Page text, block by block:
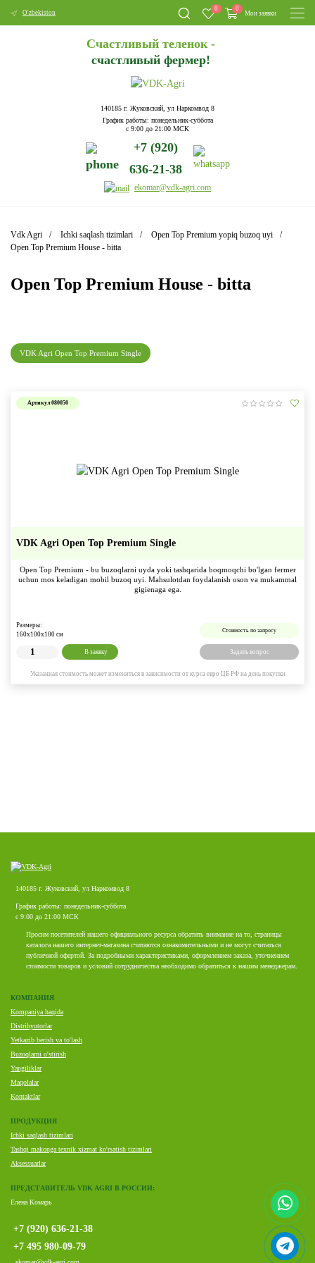
O'zbekiston
Счастливый теленок -
счастливый фермер!
140185 г. Жуковский, ул Наркомвод 8
График работы: понедельник-суббота
с 9:00 до 21:00 МСК
+7 (920)
636-21-38
ekomar@vdk-agri.com
0 0
Мои заявки
Vdk Agri Ichki saqlash tizimlari
Open Top Premium yopiq buzoq uyi
Open Top Premium House - bitta
Open Top Premium House - bitta
VDK Agri Open Top Premium Single
Артикул 080050
VDK Agri Open Top Premium Single
Open Top Premium - bu buzoqlarni uyda yoki tashqarida boqmoqchi bo'lgan fermer
uchun mos keladigan mobil buzoq uyi. Mahsulotdan foydalanish oson va mukammal
gigienaga ega.
Размеры:
160х100х100 см
Стоимость по запросу
В заявку Задать вопрос
Указанная стоимость может измениться в зависимости от курса евро ЦБ РФ на день покупки
140185 г. Жуковский, ул Наркомвод 8
График работы: понедельник-суббота
с 9:00 до 21:00 МСК
Просим посетителей нашего официального ресурса обратить внимание на то, страницы
каталога нашего интернет-магазина считаются ознакомительными и не могут считаться
публичной офертой. За подробными характеристиками, оформлением заказа, уточнением
стоимости товаров и условий сотрудничества необходимо обратиться к нашим менеджерам.
КОМПАНИЯ
Kompaniya haqida
Distribyutorlar
Yetkazib berish va to'lash
Buzoqlarni o'stirish
Yangiliklar
Maqolalar
Kontaktlar
ПРОДУКЦИЯ
Ichki saqlash tizimlari
Tashqi makonga texnik xizmat ko'rsatish tizimlari
Aksessuarlar
ПРЕДСТАВИТЕЛЬ VDK AGRI В РОССИИ:
Елена Комарь
+7 (920) 636-21-38
+7 495 980-09-79